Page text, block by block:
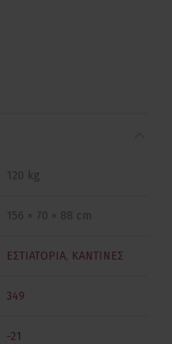
120 kg
156 × 70 × 88 cm
ΕΣΤΙΑΤΟΡΙΑ, ΚΑΝΤΙΝΕΣ
349
-21